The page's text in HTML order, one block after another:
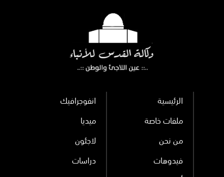
الرئيسية انفوجرافيك
ملفات خاصة ميديا
من نحن لاجئون
فيدوهات دراسات